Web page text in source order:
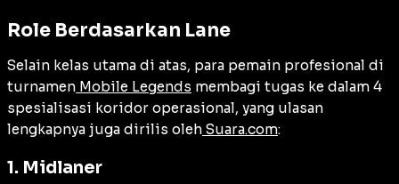
Role Berdasarkan Lane
Selain kelas utama di atas, para pemain profesional di
turnamen Mobile Legends membagi tugas ke dalam 4
spesialisasi koridor operasional, yang ulasan
lengkapnya juga dirilis oleh Suara.com:
1. Midlaner